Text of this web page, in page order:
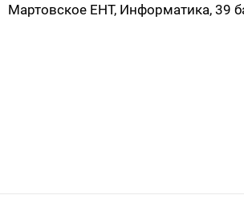
Оплата
Мартовское ЕНТ, Информатика, 39